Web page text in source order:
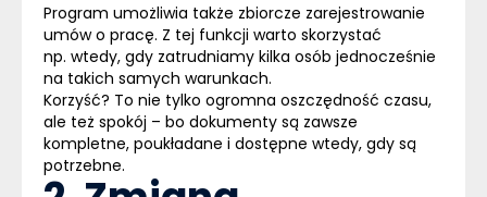
Program umożliwia także zbiorcze zarejestrowanie
umów o pracę. Z tej funkcji warto skorzystać
np. wtedy, gdy zatrudniamy kilka osób jednocześnie
na takich samych warunkach.
Korzyść? To nie tylko ogromna oszczędność czasu,
ale też spokój – bo dokumenty są zawsze
kompletne, poukładane i dostępne wtedy, gdy są
potrzebne.